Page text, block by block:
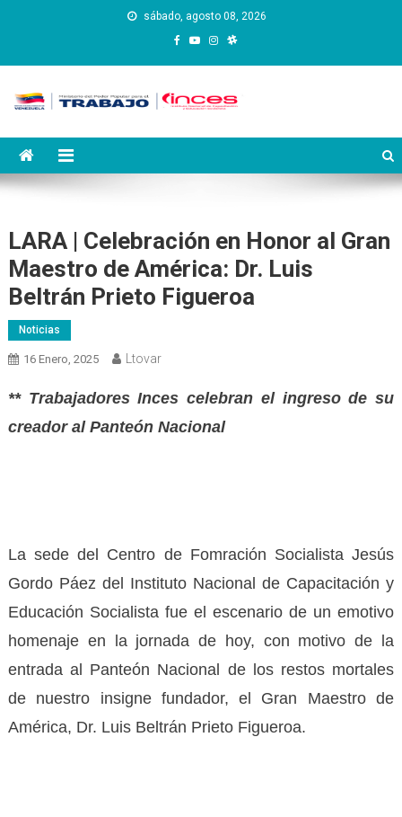
sábado, agosto 08, 2026
Instituto Nacional de
Capacitación y Educación
LARA | Celebración en Honor al Gran
Maestro de América: Dr. Luis
Beltrán Prieto Figueroa
Noticias
16 Enero, 2025 Ltovar
** Trabajadores Inces celebran el ingreso de su
creador al Panteón Nacional
La sede del Centro de Fomración Socialista Jesús
Gordo Páez del Instituto Nacional de Capacitación y
Educación Socialista fue el escenario de un emotivo
homenaje en la jornada de hoy, con motivo de la
entrada al Panteón Nacional de los restos mortales
de nuestro insigne fundador, el Gran Maestro de
América, Dr. Luis Beltrán Prieto Figueroa.